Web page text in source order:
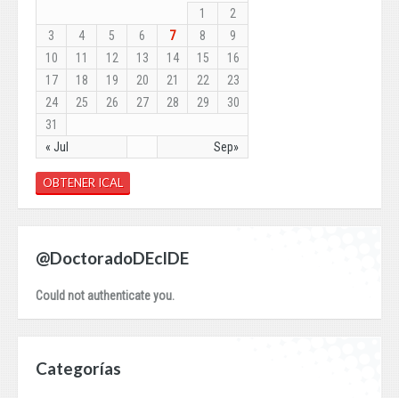
« Jul Sep»
1
2
3
4 5 6 7 8
9
10
11 12 13 14 15
16
17
18 19 20 21 22
23
24
25 26 27 28 29
30
31
OBTENER ICAL
@DoctoradoDEcIDE
Could not authenticate you.
Categorías